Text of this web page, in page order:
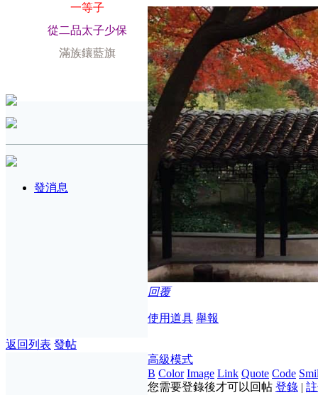
一等子
從二品太子少保
滿族鑲藍旗
發消息
回覆
使用道具 舉報
返回列表 發帖
高級模式
B Color Image Link Quote Code
您需要登錄後才可以回帖 登錄 |